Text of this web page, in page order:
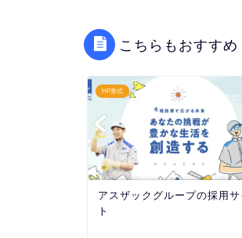
こちらもおすすめ
HP形式
アスザックグループの採用サ
ト